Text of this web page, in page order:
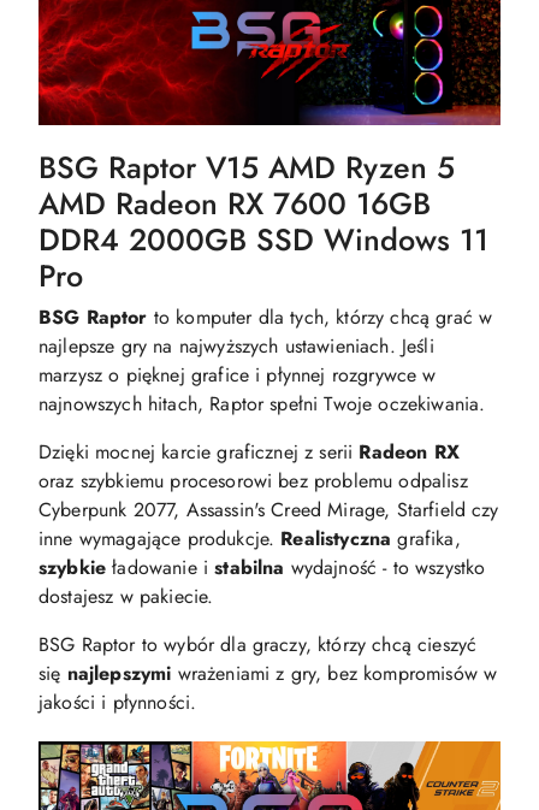
BSG Raptor V15 AMD Ryzen 5
AMD Radeon RX 7600 16GB
DDR4 2000GB SSD Windows 11
Pro
BSG Raptor to komputer dla tych, którzy chcą grać w
najlepsze gry na najwyższych ustawieniach. Jeśli
marzysz o pięknej grafice i płynnej rozgrywce w
najnowszych hitach, Raptor spełni Twoje oczekiwania.
Dzięki mocnej karcie graficznej z serii Radeon RX
oraz szybkiemu procesorowi bez problemu odpalisz
Cyberpunk 2077, Assassin's Creed Mirage, Starfield czy
inne wymagające produkcje. Realistyczna grafika,
szybkie ładowanie istabilna wydajność - to wszystko
dostajesz w pakiecie.
BSG Raptor to wybór dla graczy, którzy chcą cieszyć
się najlepszymi wrażeniami z gry, bez kompromisów w
jakości i płynności.